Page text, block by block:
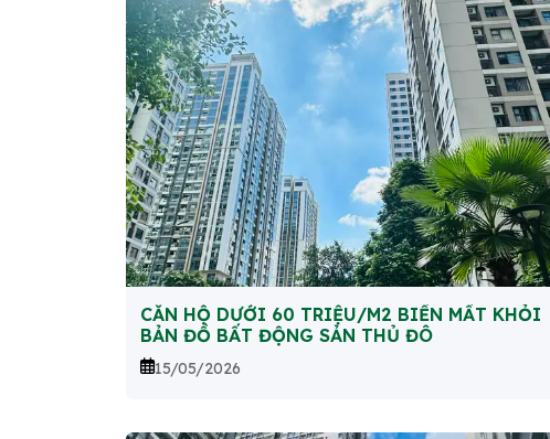
CĂN HỘ DƯỚI 60 TRIỆU/M2 BIẾN MẤT KHỎI
BẢN ĐỒ BẤT ĐỘNG SẢN THỦ ĐÔ
15/05/2026